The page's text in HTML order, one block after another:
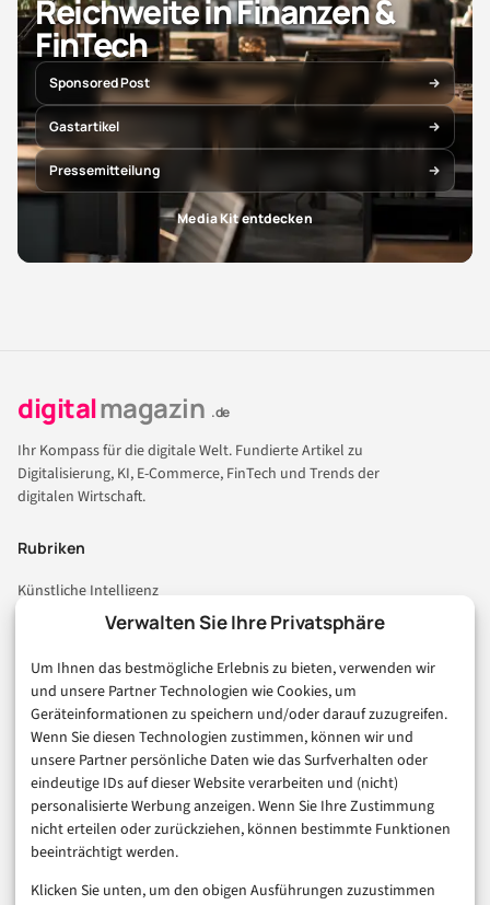
Verwalten Sie Ihre Privatsphäre
Um Ihnen das bestmögliche Erlebnis zu bieten, verwenden wir
und unsere Partner Technologien wie Cookies, um
Geräteinformationen zu speichern und/oder darauf zuzugreifen.
Wenn Sie diesen Technologien zustimmen, können wir und
unsere Partner persönliche Daten wie das Surfverhalten oder
eindeutige IDs auf dieser Website verarbeiten und (nicht)
personalisierte Werbung anzeigen. Wenn Sie Ihre Zustimmung
nicht erteilen oder zurückziehen, können bestimmte Funktionen
beeinträchtigt werden.
Klicken Sie unten, um den obigen Ausführungen zuzustimmen
Reichweite in Finanzen &
FinTech
Sponsored Post
Gastartikel
Pressemitteilung
Media Kit entdecken
digitalmagazin .de
Ihr Kompass für die digitale Welt. Fundierte Artikel zu
Digitalisierung, KI, E-Commerce, FinTech und Trends der
digitalen Wirtschaft.
Rubriken
Künstliche Intelligenz
Technologie & IT
Consumer & Digital Life
Marketing
Finanzen & FinTech
Business & Karriere
Sicherheit & Recht
Digitalisierung
Marketing
Magazin